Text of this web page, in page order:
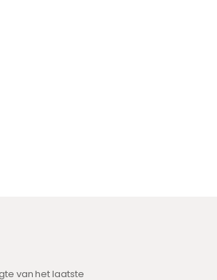
van het laatste